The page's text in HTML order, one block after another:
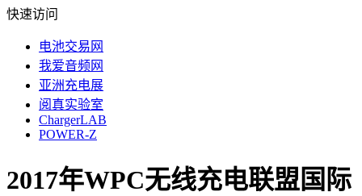
快速访问
电池交易网
我爱音频网
亚洲充电展
阅真实验室
ChargerLAB
POWER-Z
2017年WPC无线充电联盟国际